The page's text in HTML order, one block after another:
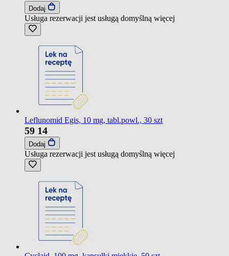
Dodaj
Usługa rezerwacji jest usługą domyślną więcej
Leflunomid Egis, 10 mg, tabl.powl., 30 szt
59 14
Dodaj
Usługa rezerwacji jest usługą domyślną więcej